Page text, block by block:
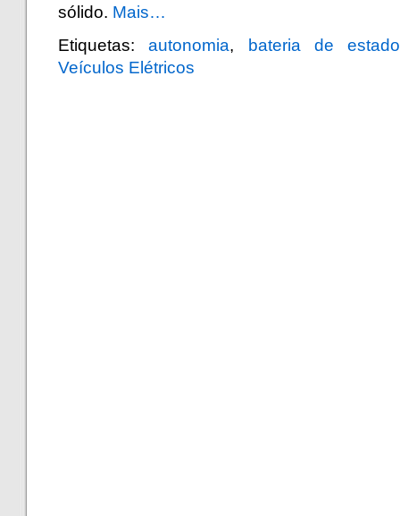
sólido. Mais…
Etiquetas:autonomia,
bateria de
Veículos Elétricos